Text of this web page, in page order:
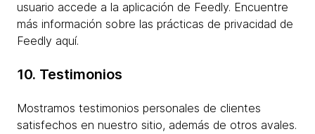
usuario accede a la aplicación de Feedly. Encuentre
más información sobre las prácticas de privacidad de
Feedly aquí.
10. Testimonios
Mostramos testimonios personales de clientes
satisfechos en nuestro sitio, además de otros avales.